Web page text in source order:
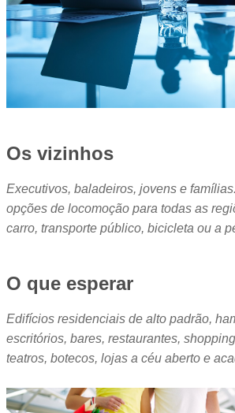
Os vizinhos
Executivos, baladeiros, jovens e
opções de locomoção para todas as
carro, transporte público, bicicleta ou a
O que esperar
Edifícios residenciais de alto padrão,
escritórios, bares, restaurantes,
teatros, botecos, lojas a céu aberto e